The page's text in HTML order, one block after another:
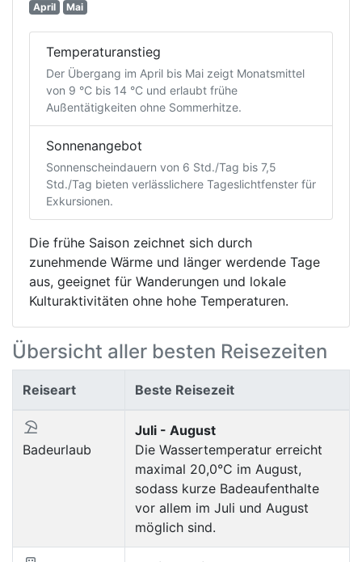
April Mai
Temperaturanstieg
Der Übergang im April bis Mai zeigt Monatsmittel
von 9 °C bis 14 °C und erlaubt frühe
Außentätigkeiten ohne Sommerhitze.
Sonnenangebot
Sonnenscheindauern von 6 Std./Tag bis 7,5
Std./Tag bieten verlässlichere Tageslichtfenster für
Exkursionen.
Die frühe Saison zeichnet sich durch
zunehmende Wärme und länger werdende Tage
aus, geeignet für Wanderungen und lokale
Kulturaktivitäten ohne hohe Temperaturen.
Übersicht aller besten Reisezeiten
Reiseart Beste Reisezeit
Badeurlaub
Juli - August
Die Wassertemperatur erreicht
maximal 20,0°C im August,
sodass kurze Badeaufenthalte
vor allem im Juli und August
möglich sind.